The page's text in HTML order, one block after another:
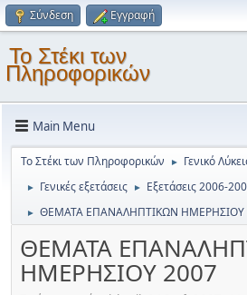
Σύνδεση Εγγραφή
Το Στέκι των
Πληροφορικών
Main Menu
Το Στέκι των Πληροφορικών ► Γενικό
► Γενικές εξετάσεις ► Εξετάσεις 2006-
► ΘΕΜΑΤΑ ΕΠΑΝΑΛΗΠΤΙΚΩΝ ΗΜΕΡΗΣΙΟΥ
ΘΕΜΑΤΑ
ΗΜΕΡΗΣΙΟΥ 2007